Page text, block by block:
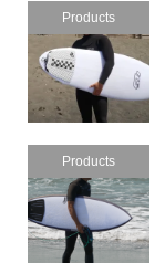
Products
Products